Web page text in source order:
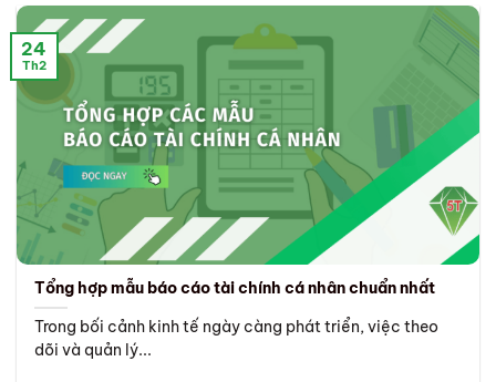
Tổng hợp mẫu báo cáo tài chính cá nhân chuẩn nhất
Trong bối cảnh kinh tế ngày càng phát triển, việc theo
dõi và quản lý...
24
Th2